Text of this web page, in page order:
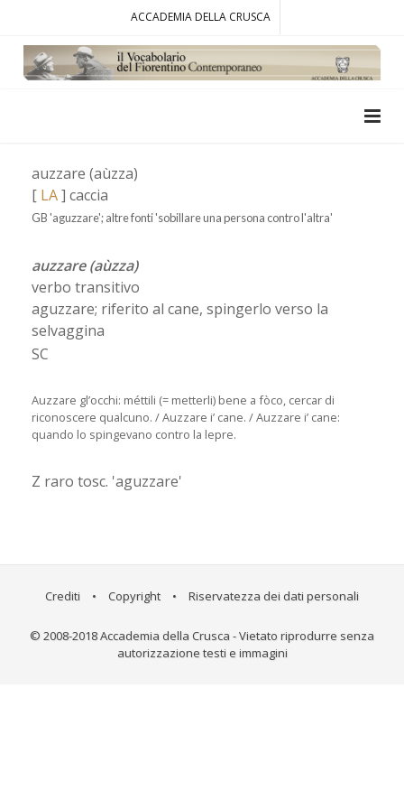
ACCADEMIA DELLA CRUSCA
auzzare (aùzza)
[ LA] caccia
GB 'aguzzare'; altre fonti 'sobillare una persona contro l'altra'
auzzare (aùzza)
verbo transitivo
aguzzare; riferito al cane, spingerlo verso la
selvaggina
SC
Auzzare gl’occhi: méttili (= metterli) bene a fòco, cercar di
riconoscere qualcuno. / Auzzare i’ cane. / Auzzare i’ cane:
quando lo spingevano contro la lepre.
Z raro tosc. 'aguzzare'
Crediti • Copyright • Riservatezza dei dati personali
© 2008-2018 Accademia della Crusca - Vietato riprodurre senza
autorizzazione testi e immagini